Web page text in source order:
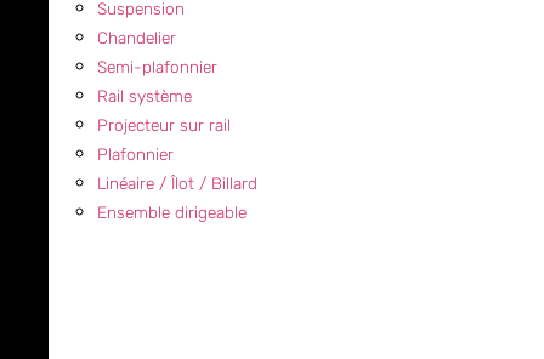
Suspension
Chandelier
Semi-plafonnier
Rail système
Projecteur sur rail
Plafonnier
Linéaire / Îlot / Billard
Ensemble dirigeable